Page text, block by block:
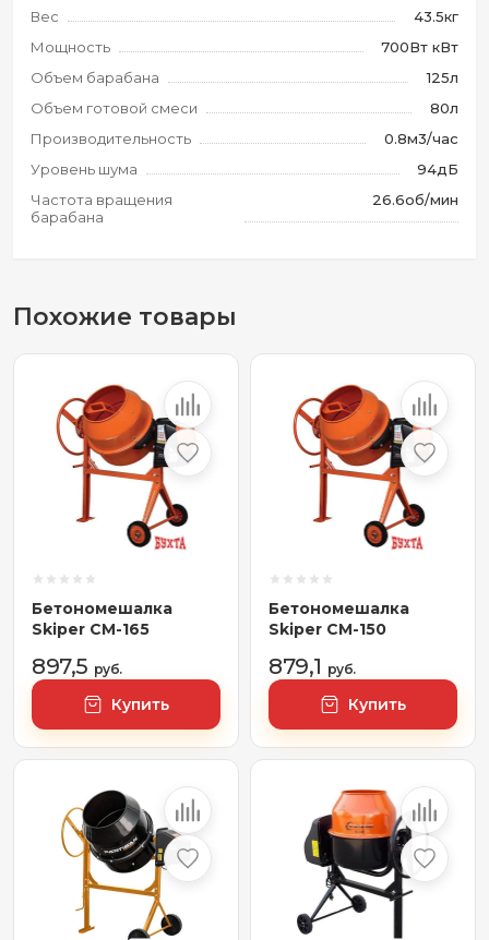
Вес
43.5кг
Мощность
700Вт кВт
Объем барабана
125л
Объем готовой смеси
80л
Производительность
0.8м3/час
Уровень шума
94дБ
Частота вращения
барабана
26.6об/мин
Похожие товары
Бетономешалка
Skiper CM-165
897,5 руб.
Купить
Бетономешалка
Skiper CM-150
879,1 руб.
Купить